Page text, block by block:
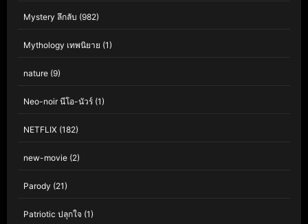
Mystery ลึกลับ (982)
Mythology เทพนิยาย (1)
nature (9)
Neo-noir นีโอ-นัวร์ (1)
NETFLIX (182)
new-movie (2)
Parody (21)
Patriotic ปลุกใจ (1)